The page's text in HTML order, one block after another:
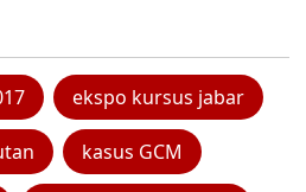
ekspo kursus jabar
kasus GCM